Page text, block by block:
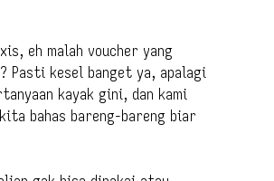
eh malah voucher yang
Pasti kesel banget ya, apalagi
kayak gini, dan kami
bahas bareng-bareng biar